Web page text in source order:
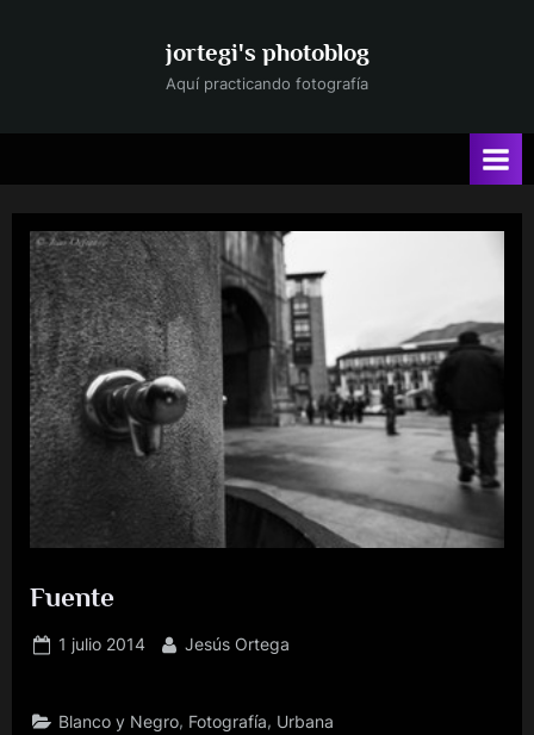
jortegi's photoblog
Aquí practicando fotografía
Fuente
Publicado
1 julio 2014 Por
Jesús Ortega
Blanco y Negro, Fotografía, Urbana